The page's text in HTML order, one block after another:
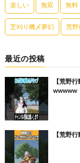
楽しい 無双 無料
芝刈り機〆夢幻 荒野
最近の投稿
【荒野
wwwww
【荒野